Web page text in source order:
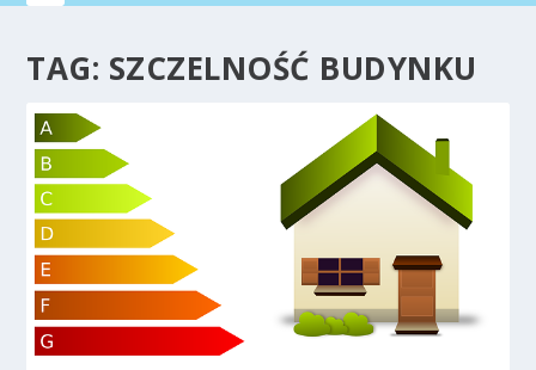
TAG: SZCZELNOŚĆ BUDYNKU